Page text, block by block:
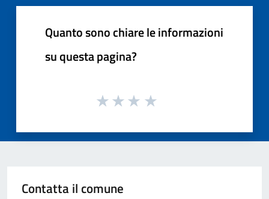
Quanto sono chiare le informazioni
su questa pagina?
Contatta il comune